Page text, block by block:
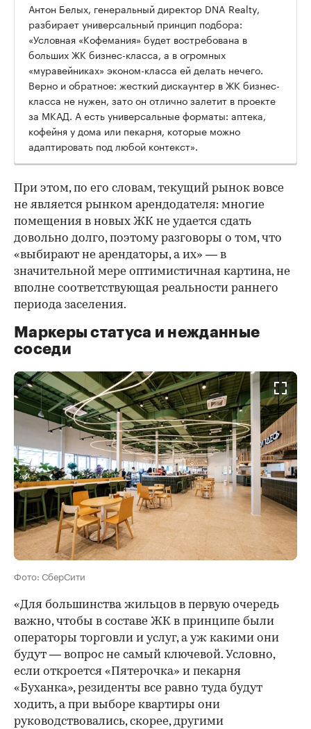
Антон Белых, генеральный директор DNA Realty,
разбирает универсальный принцип подбора:
«Условная «Кофемания» будет востребована в
больших ЖК бизнес-класса, а в огромных
«муравейниках» эконом-класса ей делать нечего.
Верно и обратное: жесткий дискаунтер в ЖК бизнес-
класса не нужен, зато он отлично залетит в проекте
за МКАД. А есть универсальные форматы: аптека,
кофейня у дома или пекарня, которые можно
адаптировать под любой контекст».
При этом, по его словам, текущий рынок вовсе
не является рынком арендодателя: многие
помещения в новых ЖК не удается сдать
довольно долго, поэтому разговоры о том, что
«выбирают не арендаторы, а их» — в
значительной мере оптимистичная картина, не
вполне соответствующая реальности раннего
периода заселения.
Маркеры статуса и нежданные
соседи
Фото: СберСити
«Для большинства жильцов в первую очередь
важно, чтобы в составе ЖК в принципе были
операторы торговли и услуг, а уж какими они
будут — вопрос не самый ключевой. Условно,
если откроется «Пятерочка» и пекарня
«Буханка», резиденты все равно туда будут
ходить, а при выборе квартиры они
руководствовались, скорее, другими